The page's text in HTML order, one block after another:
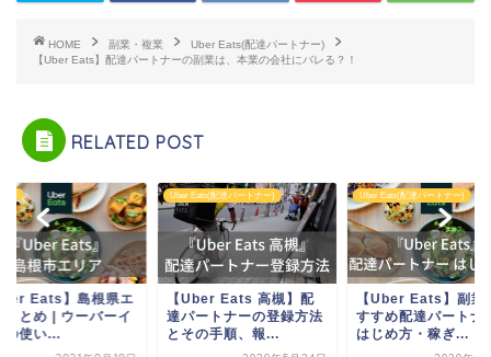
HOME 副業・複業
Uber Eats(配達パートナー)
【Uber Eats】配達パートナーの副業は、本業の会社にバレる？！
RELATED POST
Eats】島根県エ
まとめ | ウーバーイ
の使い...
Uber Eats(配達パートナー)
【Uber Eats 高槻】配
達パートナーの登録方法
とその手順、報...
Uber Eats(配達パートナー)
【Uber Eats】副業
すすめ配達パートナ
はじめ方・稼ぎ...